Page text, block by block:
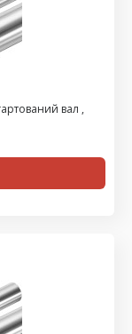
вал ,